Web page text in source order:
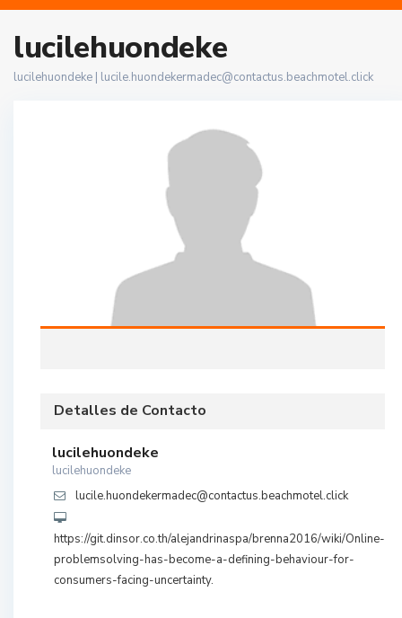
lucilehuondeke
lucilehuondeke | lucile.huondekermadec@contactus.beachmotel.click
Detalles de Contacto
lucilehuondeke
lucilehuondeke
lucile.huondekermadec@contactus.beachmotel.click
https://git.dinsor.co.th/alejandrinaspa/brenna2016/wiki/Online-
problemsolving-has-become-a-defining-behaviour-for-
consumers-facing-uncertainty.